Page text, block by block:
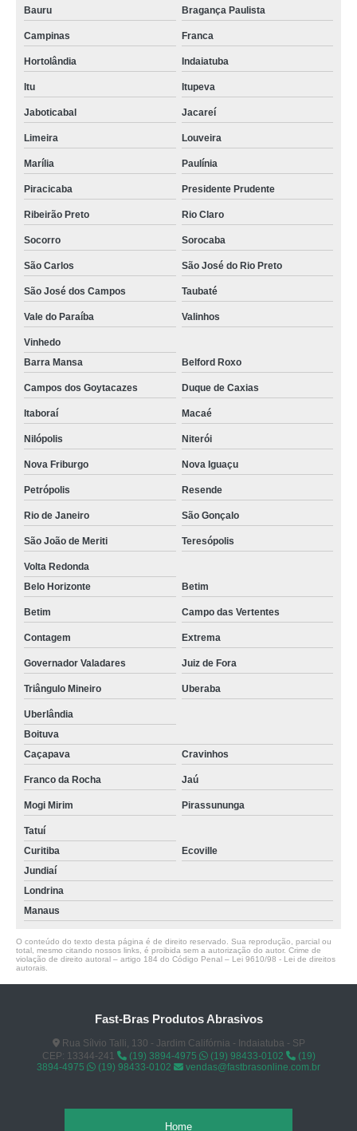
Bauru Bragança Paulista
Campinas Franca
Hortolândia Indaiatuba
Itu Itupeva
Jaboticabal Jacareí
Limeira Louveira
Marília Paulínia
Piracicaba Presidente Prudente
Ribeirão Preto Rio Claro
Socorro Sorocaba
São Carlos São José do Rio Preto
São José dos Campos Taubaté
Vale do Paraíba Valinhos
Vinhedo
Barra Mansa
Belford Roxo
Campos dos Goytacazes Duque de Caxias
Itaboraí Macaé
Nilópolis Niterói
Nova Friburgo Nova Iguaçu
Petrópolis Resende
Rio de Janeiro São Gonçalo
São João de Meriti Teresópolis
Volta Redonda
Belo Horizonte
Betim
Betim Campo das Vertentes
Contagem Extrema
Governador Valadares Juiz de Fora
Triângulo Mineiro Uberaba
Uberlândia
Boituva
Caçapava
Cravinhos
Franco da Rocha Jaú
Mogi Mirim Pirassununga
Tatuí
Curitiba
Ecoville
Jundiaí
Londrina
Manaus
O conteúdo do texto desta página é de direito reservado. Sua reprodução, parcial ou
total, mesmo citando nossos links, é proibida sem a autorização do autor. Crime de
violação de direito autoral – artigo 184 do Código Penal – Lei 9610/98 - Lei de direitos
autorais
Fast-Bras Produtos Abrasivos
Rua Sílvio Talli, 130 - Jardim Califórnia - Indaiatuba - SP
CEP: 13344-241
(19) 3894-4975 (19) 98433-0102
(19)
3894-4975
(19) 98433-0102 vendas@fastbrasonline.com.br
Home